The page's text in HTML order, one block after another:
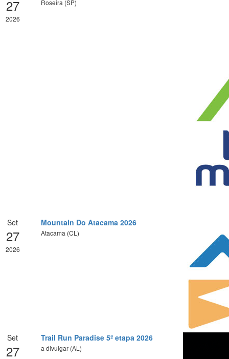
27
2026
Roseira (SP)
Set
27
2026
Mountain Do Atacama 2026
Atacama (CL)
Set
27
Trail Run Paradise 5ª etapa 2026
a divulgar (AL)